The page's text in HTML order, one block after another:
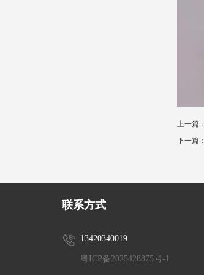
上一篇：
下一篇：
联系方式
13420340019
粤ICP备2025428875号-1